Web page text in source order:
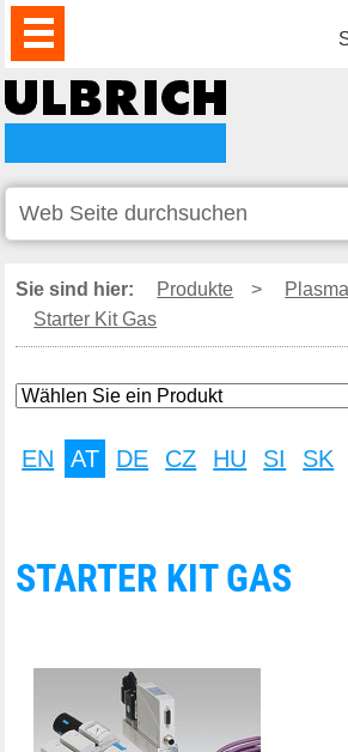
PRODUKTE
AKTUELLES
DOWNLOAD
VIDEO
PARTNER
UNTERNEHMEN
KONTAKTE
Sie sind hier: Produkte >
Starter Kit Gas
EN AT DE CZ HU SI SK
STARTER KIT GAS